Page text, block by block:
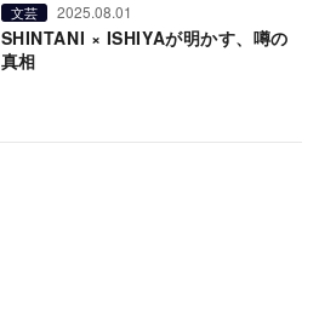
文芸 2025.08.01
SHINTANI × ISHIYAが明かす、噂の
真相